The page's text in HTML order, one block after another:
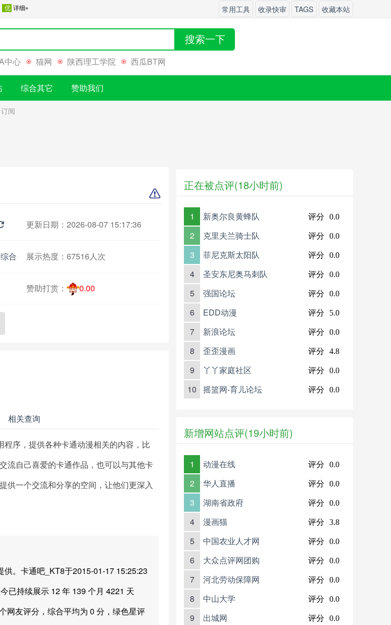
常用工具 收录快审 TAGS 收藏本站
搜索一下
中心 猫网 陕西理工学院 西瓜BT网
综合其它 赞助我们
订阅
更新日期：2026-08-07 15:17:36
合 展示热度： 67516人次
赞助打赏： 0.00
相关查询
序，提供各种卡通动漫相关的内容，比
流自己喜爱的卡通作品，也可以与其他卡
供一个交流和分享的空间，让他们更深入
。卡通吧_KT8于2015-01-17 15:25:23
已持续展示 12 年 139 个月 4221 天
网友评分，综合平均为 0 分，绿色星评
正在被点评(18小时前)
1 新奥尔良黄蜂队 评分 0.0
2 克里夫兰骑士队 评分 0.0
3 菲尼克斯太阳队 评分 0.0
4 圣安东尼奥马刺队 评分 0.0
5 强国论坛 评分 0.0
6 EDD动漫 评分 5.0
7 新浪论坛 评分 0.0
8 歪歪漫画 评分 4.8
9 丫丫家庭社区 评分 0.0
10 摇篮网-育儿论坛 评分 0.0
新增网站点评(19小时前)
1 动漫在线 评分 0.0
2 华人直播 评分 0.0
3 湖南省政府 评分 0.0
4 漫画猫 评分 3.8
5 中国农业人才网 评分 0.0
6 大众点评网团购 评分 0.0
7 河北劳动保障网 评分 0.0
8 中山大学 评分 0.0
9 出城网 评分 0.0